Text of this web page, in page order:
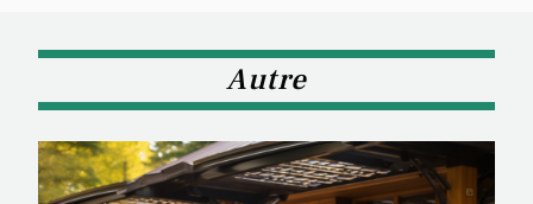
Autre